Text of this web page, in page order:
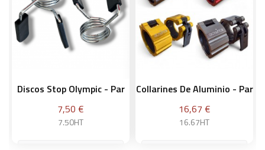
Discos Stop Olympic - Par
Precio
7,50 €
7.50HT
Collarines De Aluminio - Par
Precio
16,67 €
16.67HT